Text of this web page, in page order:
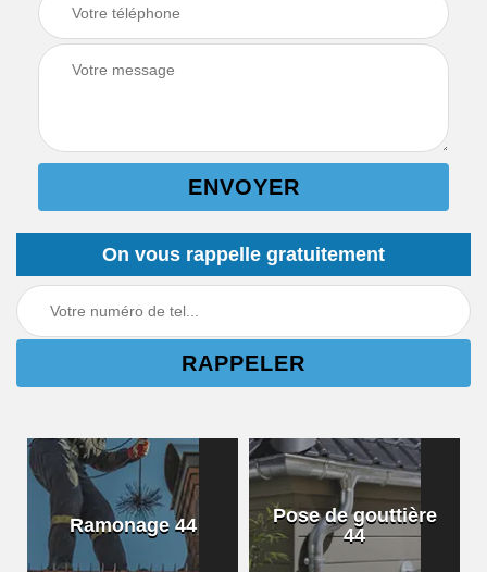
On vous rappelle gratuitement
Ramonage 44
Pose de gouttière
44